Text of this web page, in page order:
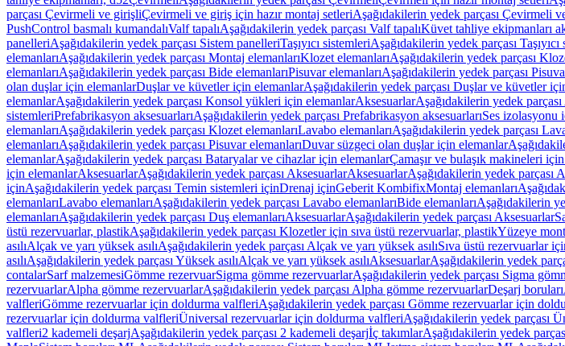
parçası Çevirmeli ve girişliÇevirmeli ve giriş için hazır montaj setleriAşağıdakilerin yedek parçası Çevirmeli
PushControl basmalı kumandalıValf tapalıAşağıdakilerin yedek parçası Valf tapalıKüvet tahliye ekipmanları
panelleriAşağıdakilerin yedek parçası Sistem panelleriTaşıyıcı sistemleriAşağıdakilerin yedek parçası Taşıyıcı
elemanlarıAşağıdakilerin yedek parçası Montaj elemanlarıKlozet elemanlarıAşağıdakilerin yedek parçası
elemanlarıAşağıdakilerin yedek parçası Bide elemanlarıPisuvar elemanlarıAşağıdakilerin yedek parçası
olan duşlar için elemanlarDuşlar ve küvetler için elemanlarAşağıdakilerin yedek parçası Duşlar ve küvetler
elemanlarAşağıdakilerin yedek parçası Konsol yükleri için elemanlarAksesuarlarAşağıdakilerin yedek
sistemleriPrefabrikasyon aksesuarlarıAşağıdakilerin yedek parçası Prefabrikasyon aksesuarlarıSes izolasyonu
elemanlarıAşağıdakilerin yedek parçası Klozet elemanlarıLavabo elemanlarıAşağıdakilerin yedek parçası
elemanlarıAşağıdakilerin yedek parçası Pisuvar elemanlarıDuvar süzgeci olan duşlar için elemanlar
elemanlarAşağıdakilerin yedek parçası Bataryalar ve cihazlar için elemanlarÇamaşır ve bulaşık makineleri
için elemanlarAksesuarlarAşağıdakilerin yedek parçası AksesuarlarAksesuarlarAşağıdakilerin yedek parçası
içinAşağıdakilerin yedek parçası Temin sistemleri içinDrenaj içinGeberit KombifixMontaj elemanları
elemanlarıLavabo elemanlarıAşağıdakilerin yedek parçası Lavabo elemanlarıBide elemanlarıAşağıdakilerin
elemanlarıAşağıdakilerin yedek parçası Duş elemanlarıAksesuarlarAşağıdakilerin yedek parçası Aksesuarlar
üstü rezervuarlar, plastikAşağıdakilerin yedek parçası Klozetler için sıva üstü rezervuarlar, plastikYüzeye
asılıAlçak ve yarı yüksek asılıAşağıdakilerin yedek parçası Alçak ve yarı yüksek asılıSıva üstü rezervuarlar
asılıAşağıdakilerin yedek parçası Yüksek asılıAlçak ve yarı yüksek asılıAksesuarlarAşağıdakilerin yedek
contalarSarf malzemesiGömme rezervuarSigma gömme rezervuarlarAşağıdakilerin yedek parçası Sigma
rezervuarlarAlpha gömme rezervuarlarAşağıdakilerin yedek parçası Alpha gömme rezervuarlarDeşarj boruları
valfleriGömme rezervuarlar için doldurma valfleriAşağıdakilerin yedek parçası Gömme rezervuarlar için
rezervuarlar için doldurma valfleriÜniversal rezervuarlar için doldurma valfleriAşağıdakilerin yedek parçası
valfleri2 kademeli deşarjAşağıdakilerin yedek parçası 2 kademeli deşarjİç takımlarAşağıdakilerin yedek